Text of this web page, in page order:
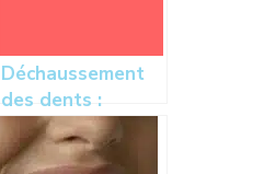
Déchaussement
des dents :
causes,
symptômes et